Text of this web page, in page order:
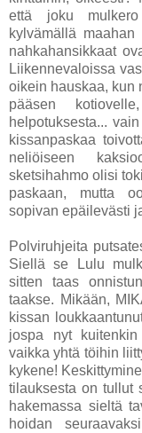
että joku
kylvämällä
nahkahansikkaat
Liikennevaloissa
oikein hauskaa, kun
pääsen
helpotuksesta...
kissanpaskaa
neliöiseen
sketsihahmo olisi
paskaan, mutta
sopivan epäilevästi
Polviruhjeita
Siellä se Lulu
sitten taas
taakse. Mikään,
kissan
jospa nyt
vaikka yhtä töihin
kykene!
tilauksesta on tullut
hakemassa sieltä
hoidan